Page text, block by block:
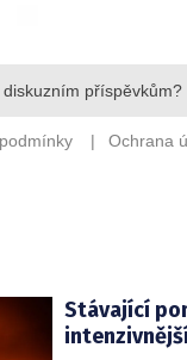
Stávající